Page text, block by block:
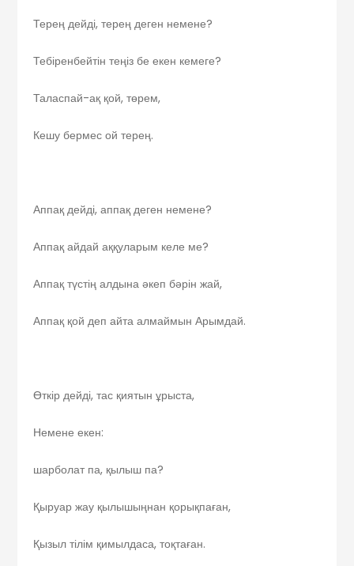
Терең дейді, терең деген немене?
Тебіренбейтін теңіз бе екен кемеге?
Таласпай-ақ қой, төрем,
Кешу бермес ой терең.
Аппақ дейді, аппақ деген немене?
Аппақ айдай аққуларым келе ме?
Аппақ түстің алдына әкеп бәрін жай,
Аппақ қой деп айта алмаймын Арымдай.
Өткір дейді, тас қиятын ұрыста,
Немене екен:
шарболат па, қылыш па?
Қыруар жау қылышыңнан қорықпаған,
Қызыл тілім қимылдаса, тоқтаған.